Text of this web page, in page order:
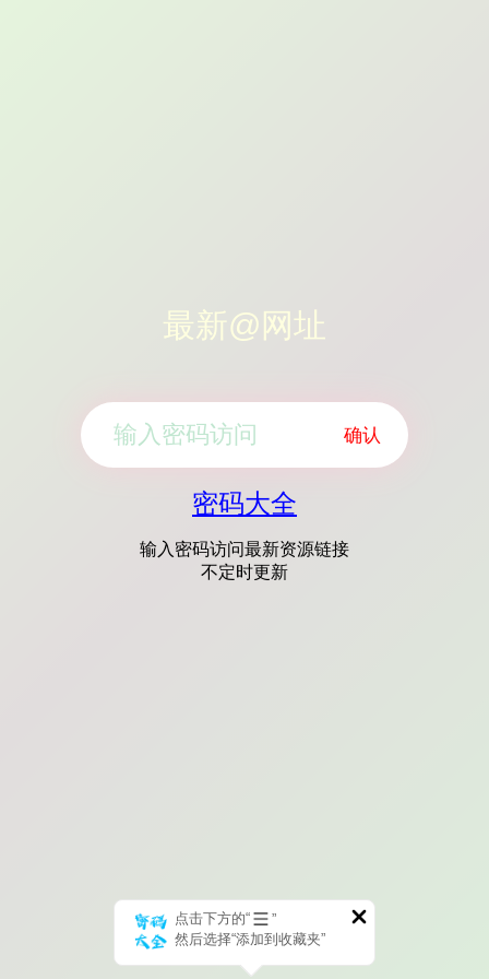
最新@网址
确认
密码大全
输入密码访问最新资源链接
不定时更新
点击下方的“
”
然后选择“添加到收藏夹”